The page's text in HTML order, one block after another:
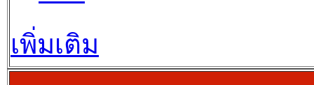
เพิ่มเติม